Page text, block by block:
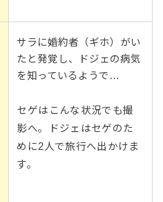
サラに婚約者（ギホ）がい
たと発覚し、ドジェの病気
を知っているようで…
セゲはこんな状況でも撮
影へ。ドジェはセゲのた
めに2人で旅行へ出かけま
す。